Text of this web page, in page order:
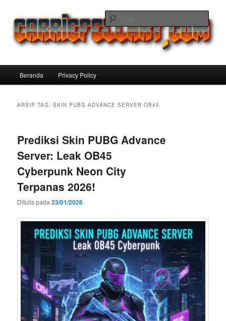
konten
utama
konten
sekunderCarriefellart Pilihan Terbaik Game
Offline Android 2025 yang Wajib
Kamu Coba
Cari
Beranda Privacy Policy
ARSIP TAG:SKIN PUBG ADVANCE SERVER OB45
Prediksi Skin PUBG Advance
Server: Leak OB45
Cyberpunk Neon City
Terpanas 2026!
Ditulis pada23/01/2026